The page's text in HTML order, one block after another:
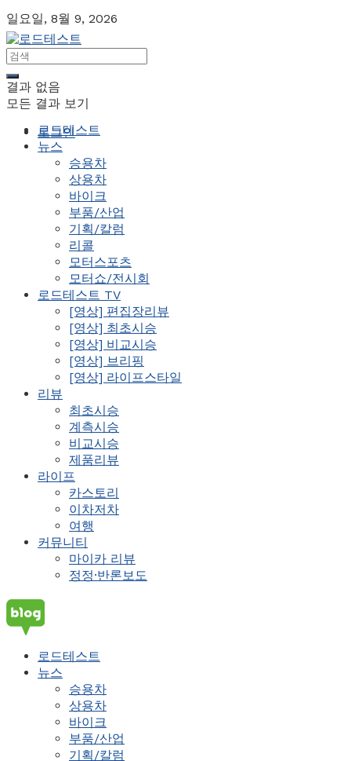
일요일, 8월 9, 2026
결과 없음
모든 결과 보기
로그인
로드테스트
뉴스
승용차
상용차
바이크
부품/산업
기획/칼럼
리콜
모터스포츠
모터쇼/전시회
로드테스트 TV
[영상] 편집장리뷰
[영상] 최초시승
[영상] 비교시승
[영상] 브리핑
[영상] 라이프스타일
리뷰
최초시승
계측시승
비교시승
제품리뷰
라이프
카스토리
이차저차
여행
커뮤니티
마이카 리뷰
정정·반론보도
로드테스트
뉴스
승용차
상용차
바이크
부품/산업
기획/칼럼